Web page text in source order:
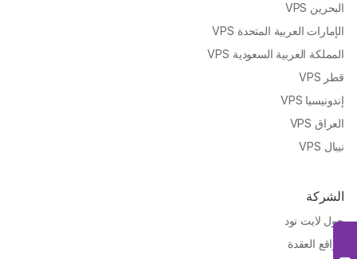
البحرين VPS
الإمارات العربية المتحدة VPS
المملكة العربية السعودية VPS
قطر VPS
إندونيسيا VPS
العراق VPS
نيبال VPS
الشركة
حول لايت نود
مواقع العقدة